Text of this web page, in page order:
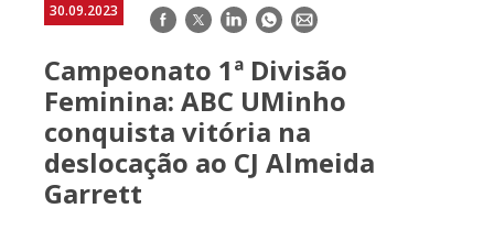
30.09.2023 Facebook
TwitterLinkedInWhatsApp
E-
Campeonato 1ª Divisão
Feminina: ABC UMinho
conquista vitória na
deslocação ao CJ Almeida
Garrett